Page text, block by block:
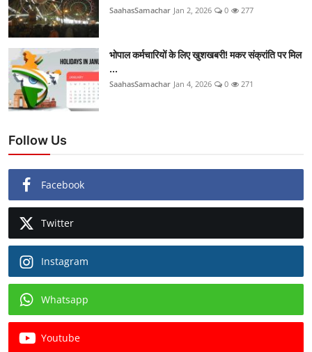
SaahasSamachar Jan 2, 2026 0 277
भोपाल कर्मचारियों के लिए खुशखबरी! मकर संक्रांति पर मिल
...
SaahasSamachar Jan 4, 2026 0 271
Follow Us
Facebook
Twitter
Instagram
Whatsapp
Youtube